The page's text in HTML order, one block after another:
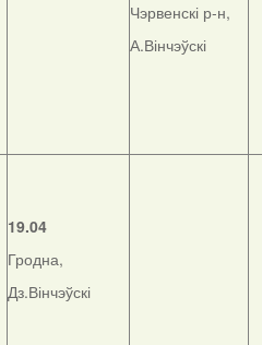
Чэрвенскі р-н,
А.Вінчэўскі
19.04
Гродна,
Дз.Вінчэўскі